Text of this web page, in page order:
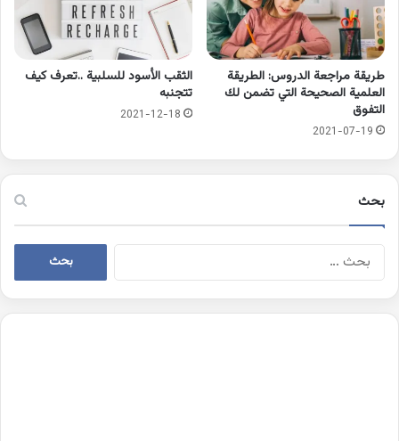
طريقة مراجعة الدروس: الطريقة
العلمية الصحيحة التي تضمن لك
التفوق
2021-07-19
الثقب الأسود للسلبية ..تعرف كيف
تتجنبه
2021-12-18
بحث
البحث